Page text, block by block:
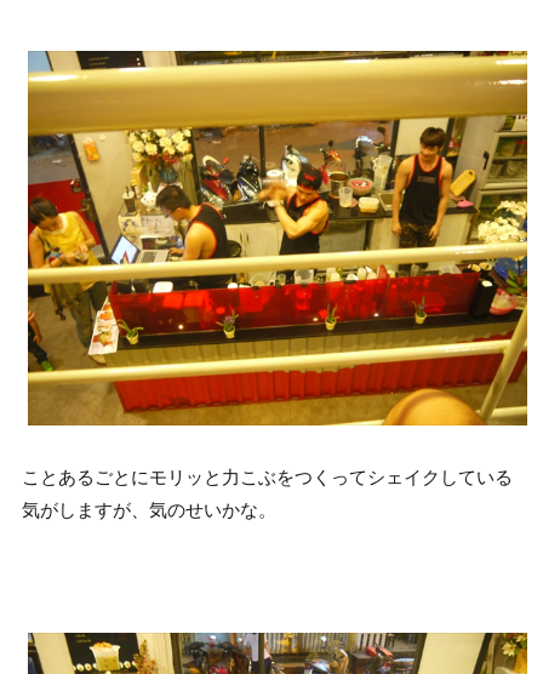
ことあるごとにモリッと力こぶをつくってシェイクしている
気がしますが、気のせいかな。